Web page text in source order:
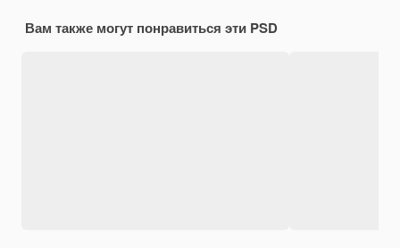
Вам также могут понравиться эти PSD